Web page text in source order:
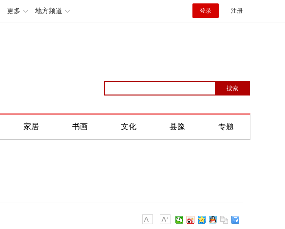
更多 地方频道 登录 注册
家居 书画 文化 县豫 专题